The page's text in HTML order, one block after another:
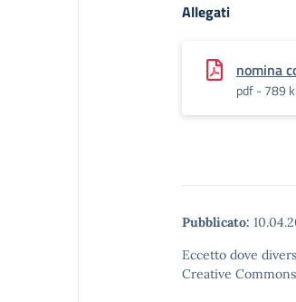
Allegati
nomina
pdf - 789
Pubblicato:
Eccetto dove
Creative